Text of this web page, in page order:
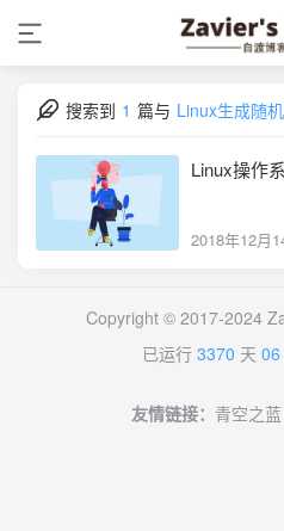
搜索到 1 篇与 Linux生成随
Linux操作
2018年12月
Copyright © 2017-2024
已运行 3370 天 06
友情链接： 青空之蓝